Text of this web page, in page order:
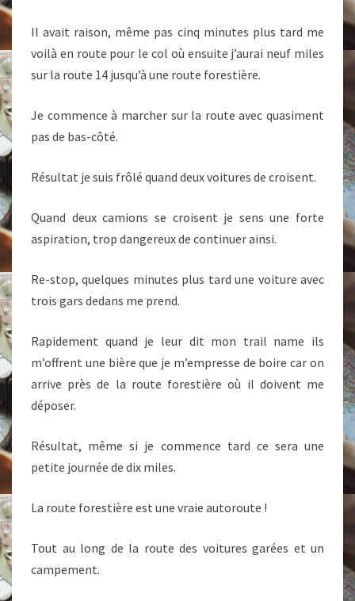
Il avait raison, même pas cinq minutes plus tard me
voilà en route pour le col où ensuite j’aurai neuf miles
sur la route 14 jusqu’à une route forestière.
Je commence à marcher sur la route avec quasiment
pas de bas-côté.
Résultat je suis frôlé quand deux voitures de croisent.
Quand deux camions se croisent je sens une forte
aspiration, trop dangereux de continuer ainsi.
Re-stop, quelques minutes plus tard une voiture avec
trois gars dedans me prend.
Rapidement quand je leur dit mon trail name ils
m’offrent une bière que je m’empresse de boire car on
arrive près de la route forestière où il doivent me
déposer.
Résultat, même si je commence tard ce sera une
petite journée de dix miles.
La route forestière est une vraie autoroute !
Tout au long de la route des voitures garées et un
campement.